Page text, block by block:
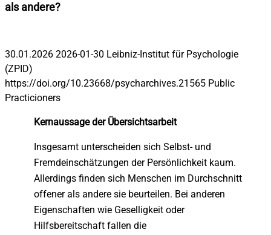
als andere?
30.01.2026 2026-01-30 Leibniz-Institut für Psychologie
(ZPID)
https://doi.org/10.23668/psycharchives.21565 Public
Practicioners
Kernaussage der Übersichtsarbeit
Insgesamt unterscheiden sich Selbst- und
Fremdeinschätzungen der Persönlichkeit kaum.
Allerdings finden sich Menschen im Durchschnitt
offener als andere sie beurteilen. Bei anderen
Eigenschaften wie Geselligkeit oder
Hilfsbereitschaft fallen die